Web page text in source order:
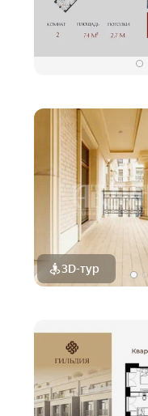
3D-тур